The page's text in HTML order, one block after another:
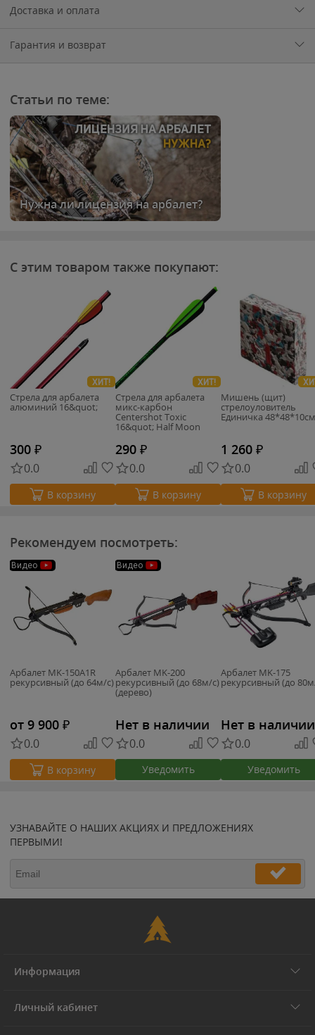
Доставка и оплата
Гарантия и возврат
Статьи по теме:
Нужна ли лицензия на арбалет?
С этим товаром также покупают:
ХИТ!
Стрела для арбалета
алюминий 16&quot;
300 ₽
0.0
В корзину
ХИТ!
Стрела для арбалета
микс-карбон
Centershot Toxic
16&quot; Half Moon
Nock
290 ₽
0.0
В корзину
Мишень (щит)
стрелоуловитель
Единичка 48*48*10см
1 260 ₽
0.0
В корзину
Рекомендуем посмотреть:
Видео
Арбалет MK-150A1R
рекурсивный (до 64м/с)
от 9 900 ₽
0.0
В корзину
Видео
Арбалет MK-200
рекурсивный (до 68м/с)
(дерево)
Нет в наличии
0.0
Уведомить
Арбалет MK-175
рекурсивный (до
Нет в наличии
0.0
Уведомить
УЗНАВАЙТЕ О НАШИХ АКЦИЯХ И ПРЕДЛОЖЕНИЯХ
ПЕРВЫМИ!
Информация
Личный кабинет